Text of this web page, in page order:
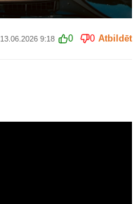
13.06.2026 9:18 0 0 Atbildēt